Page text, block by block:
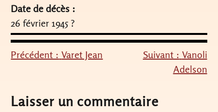
Date de décès :
26 février 1945 ?
Navigation
l’article
Précédent : Varet Jean Suivant : Vanoli
Adelson
Laisser un commentaire